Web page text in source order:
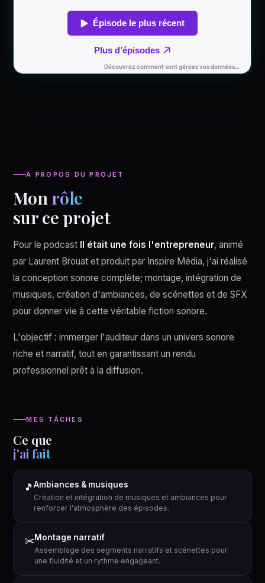
À PROPOS DU PROJET
Mon rôle
sur ce projet
Pour le podcast Il était une fois l'entrepreneur, animé
par Laurent Brouat et produit par Inspire Média, j'ai réalisé
la conception sonore complète; montage, intégration de
musiques, création d'ambiances, de scénettes et de SFX
pour donner vie à cette véritable fiction sonore.
L'objectif : immerger l'auditeur dans un univers sonore
riche et narratif, tout en garantissant un rendu
professionnel prêt à la diffusion.
MES TÂCHES
Ce que
j'ai fait
🎵Ambiances & musiques
Création et intégration de musiques et ambiances pour
renforcer l'atmosphère des épisodes.
✂️Montage narratif
Assemblage des segments narratifs et scénettes pour
une fluidité et un rythme engageant.